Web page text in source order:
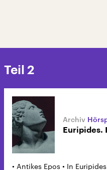
Teil 2
Euripides.
• Antikes Epos • In